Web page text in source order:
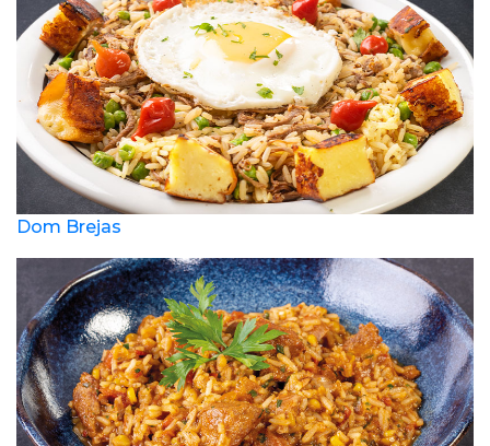
Dom Brejas